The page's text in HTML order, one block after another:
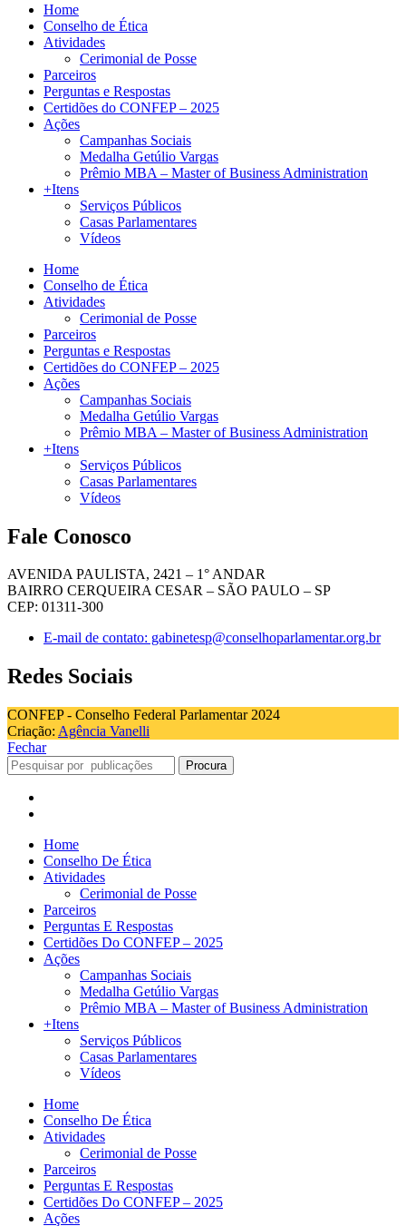
Home
Conselho de Ética
Atividades
Cerimonial de Posse
Parceiros
Perguntas e Respostas
Certidões do CONFEP – 2025
Ações
Campanhas Sociais
Medalha Getúlio Vargas
Prêmio MBA – Master of Business Administration
+Itens
Serviços Públicos
Casas Parlamentares
Vídeos
Home
Conselho de Ética
Atividades
Cerimonial de Posse
Parceiros
Perguntas e Respostas
Certidões do CONFEP – 2025
Ações
Campanhas Sociais
Medalha Getúlio Vargas
Prêmio MBA – Master of Business Administration
+Itens
Serviços Públicos
Casas Parlamentares
Vídeos
Fale Conosco
AVENIDA PAULISTA, 2421 – 1° ANDAR
BAIRRO CERQUEIRA CESAR – SÃO PAULO – SP
CEP: 01311-300
E-mail de contato: gabinetesp@conselhoparlamentar.org.br
Redes Sociais
CONFEP - Conselho Federal Parlamentar 2024
Criação: Agência Vanelli
Fechar
Procura
Home
Conselho De Ética
Atividades
Cerimonial de Posse
Parceiros
Perguntas E Respostas
Certidões Do CONFEP – 2025
Ações
Campanhas Sociais
Medalha Getúlio Vargas
Prêmio MBA – Master of Business Administration
+Itens
Serviços Públicos
Casas Parlamentares
Vídeos
Home
Conselho De Ética
Atividades
Cerimonial de Posse
Parceiros
Perguntas E Respostas
Certidões Do CONFEP – 2025
Ações